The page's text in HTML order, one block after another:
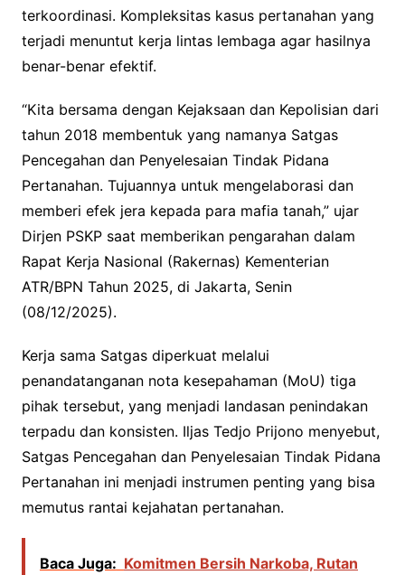
terkoordinasi. Kompleksitas kasus pertanahan yang
terjadi menuntut kerja lintas lembaga agar hasilnya
benar-benar efektif.
“Kita bersama dengan Kejaksaan dan Kepolisian dari
tahun 2018 membentuk yang namanya Satgas
Pencegahan dan Penyelesaian Tindak Pidana
Pertanahan. Tujuannya untuk mengelaborasi dan
memberi efek jera kepada para mafia tanah,” ujar
Dirjen PSKP saat memberikan pengarahan dalam
Rapat Kerja Nasional (Rakernas) Kementerian
ATR/BPN Tahun 2025, di Jakarta, Senin
(08/12/2025).
Kerja sama Satgas diperkuat melalui
penandatanganan nota kesepahaman (MoU) tiga
pihak tersebut, yang menjadi landasan penindakan
terpadu dan konsisten. Iljas Tedjo Prijono menyebut,
Satgas Pencegahan dan Penyelesaian Tindak Pidana
Pertanahan ini menjadi instrumen penting yang bisa
memutus rantai kejahatan pertanahan.
Baca Juga: Komitmen Bersih Narkoba, Rutan